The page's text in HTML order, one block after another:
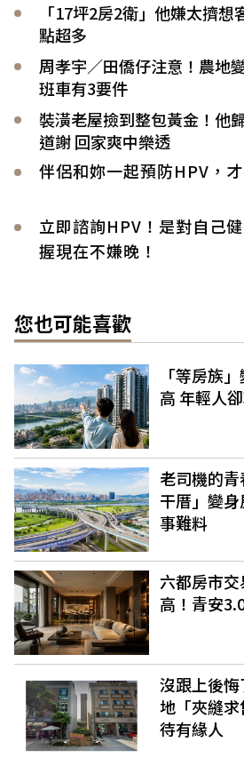
「17坪2房2衛」他嫌太擠
點超多
周孝宇／田僑仔注意！農地
班車有3要件
裝潢老屋撿到整包黃金！他
道謝 回家爽中樂透
伴侶和妳一起預防HPV，
立即諮詢HPV！是對自己
握現在不嫌晚！
您也可能喜歡
「等房族
高 年輕人
老司機的
干厝」變
事難料
六都房市
高！青安
沒跟上後
地「夾縫
待有緣人